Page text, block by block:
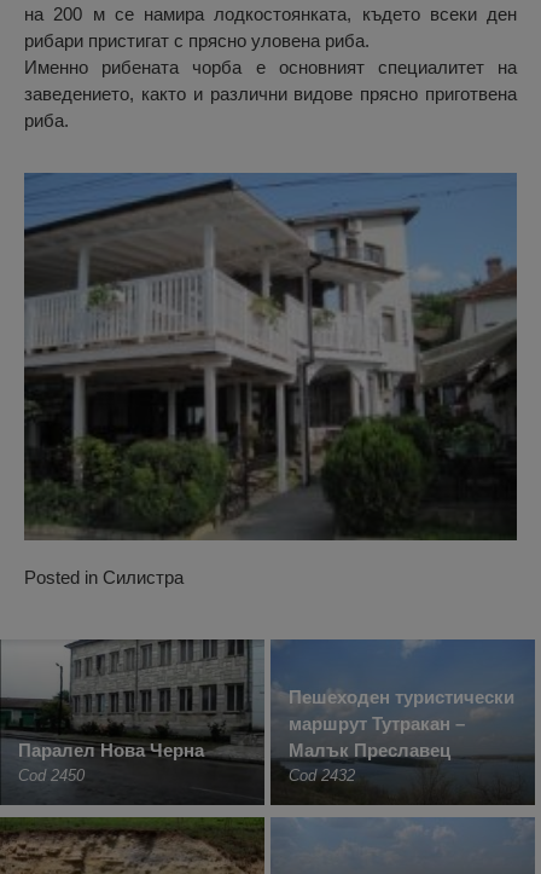
на 200 м се намира лодкостоянката, където всеки ден
рибари пристигат с прясно уловена риба.
Именно рибената чорба е основният специалитет на
заведението, както и различни видове прясно приготвена
риба.
Posted in Силистра
Паралел Нова Черна
Cod 2450
Пешеходен туристически
маршрут Тутракан –
Малък Преславец
Cod 2432